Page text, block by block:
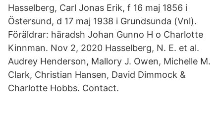
Hasselberg, Carl Jonas Erik, f 16 maj 1856 i
Östersund, d 17 maj 1938 i Grundsunda (Vnl).
Föräldrar: häradsh Johan Gunno H o Charlotte
Kinnman. Nov 2, 2020 Hasselberg, N. E. et al.
Audrey Henderson, Mallory J. Owen, Michelle M.
Clark, Christian Hansen, David Dimmock &
Charlotte Hobbs. Contact.